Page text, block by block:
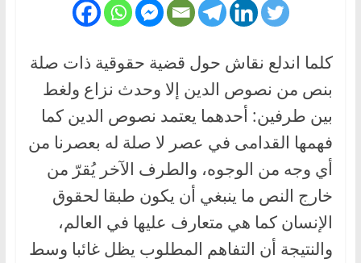
كلما اندلع نقاش حول قضية حقوقية ذات صلة
بنص من نصوص الدين إلا وحدث نزاع ولغط
بين طرفين: أحدهما يعتمد نصوص الدين كما
فهمها القدامى في عصر لا صلة له بعصرنا من
أي وجه من الوجوه، والطرف الآخر يُقرّ من
خارج النص ما ينبغي أن يكون طبقا لحقوق
الإنسان كما هي متعارف عليها في العالم،
والنتيجة أن التفاهم المطلوب يظل غائبا وسط